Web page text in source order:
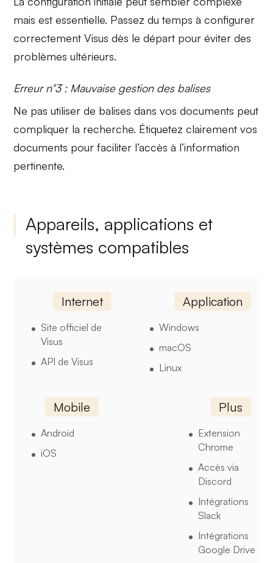
mais est essentielle. Passez du temps àconfigurer
correctement Visus dès le départ pour éviter des
problèmes ultérieurs.
Erreur n°3 : Mauvaise gestion des balises
Ne pas utiliser de balises dans vos documents peut
compliquer la recherche. Étiquetez clairement vos
documents pour faciliter l’accès à l’information
pertinente.
Appareils, applications et
systèmes compatibles
Internet
Site officiel de
Visus
API de Visus
Application
Windows
macOS
Linux
Mobile
Android
iOS
Plus
Extension
Chrome
Accès via
Discord
Intégrations
Slack
Intégrations
Google Drive